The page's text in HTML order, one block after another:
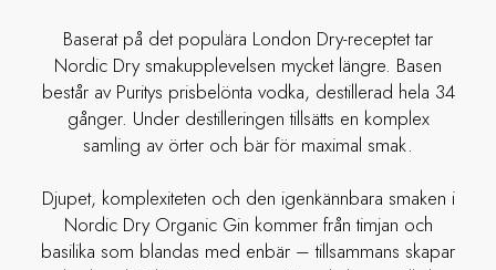
Baserat på det populära London Dry-receptet tar
Nordic Dry smakupplevelsen mycket längre. Basen
består av Puritys prisbelönta vodka, destillerad hela 34
gånger. Under destilleringen tillsätts en komplex
samling av örter och bär för maximal smak.
Djupet, komplexiteten och den igenkännbara smaken i
Nordic Dry Organic Gin kommer från timjan och
basilika som blandas med enbär – tillsammans skapar